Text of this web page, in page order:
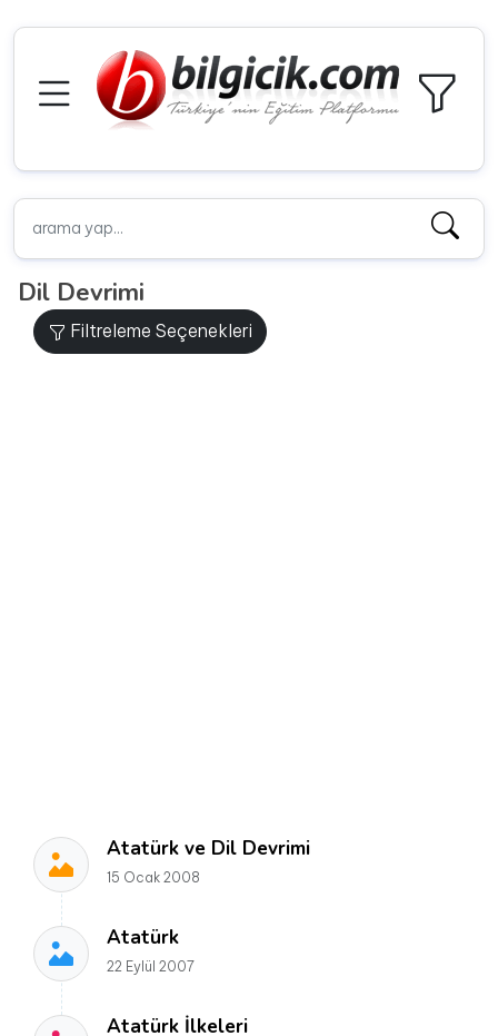
Dil Devrimi
Filtreleme Seçenekleri
Atatürk ve Dil Devrimi
15 Ocak 2008
Atatürk
22 Eylül 2007
Atatürk İlkeleri